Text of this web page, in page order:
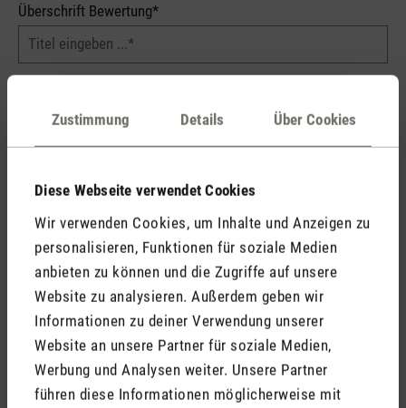
Zustimmung Details Über Cookies
Diese Webseite verwendet Cookies
Wir verwenden Cookies, um Inhalte und Anzeigen zu
personalisieren, Funktionen für soziale Medien
anbieten zu können und die Zugriffe auf unsere
Website zu analysieren. Außerdem geben wir
Informationen zu deiner Verwendung unserer
Website an unsere Partner für soziale Medien,
Werbung und Analysen weiter. Unsere Partner
führen diese Informationen möglicherweise mit
Überschrift Bewertung*
Meinen Namen nicht öffentlich anzeigen (Deine E-Mail
wird nie öffentlich angezeigt).